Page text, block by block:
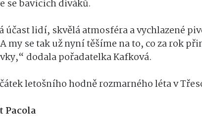
se bavících diváků.
účast lidí, skvělá atmosféra a vychlazené
my se tak už nyní těšíme na to, co za rok
dodala pořadatelka Kafková.
letošního hodně rozmarného léta v
Pacola